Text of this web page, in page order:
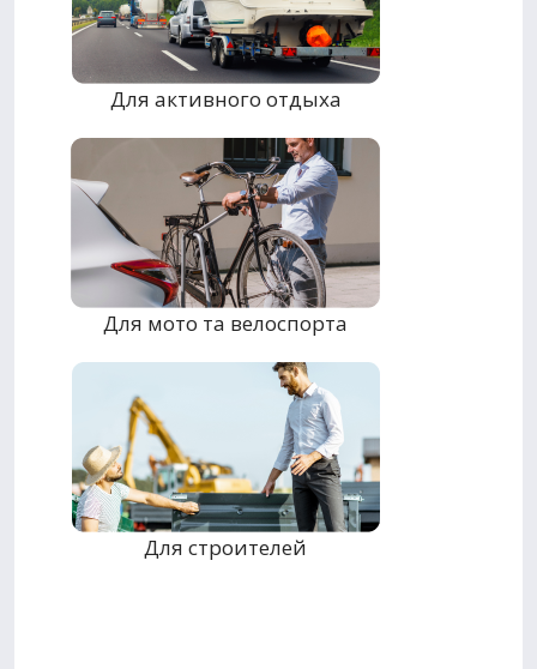
Для активного отдыха
Для мото та велоспорта
Для строителей